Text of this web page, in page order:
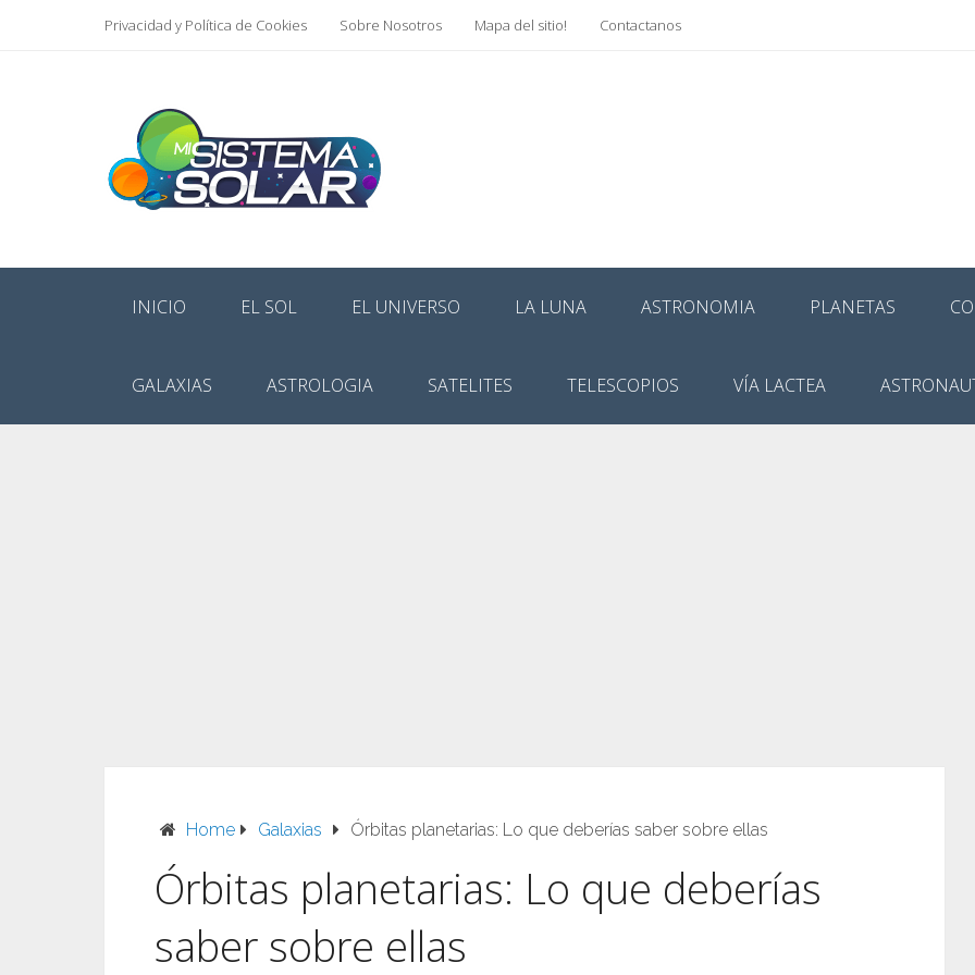
Privacidad y Política de Cookies Sobre Nosotros Mapa del sitio! Contactanos
INICIO EL SOL EL UNIVERSO LA LUNA ASTRONOMIA PLANETAS
GALAXIAS ASTROLOGIA SATELITES TELESCOPIOS VÍA LACTEA
Home Galaxias Órbitas planetarias: Lo que deberías saber sobre ellas
Órbitas planetarias: Lo que deberías
saber sobre ellas